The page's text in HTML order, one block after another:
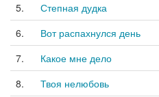
5.
Степная дудка
6.
Вот распахнулся день
7.
Какое мне дело
8.
Твоя нелюбовь